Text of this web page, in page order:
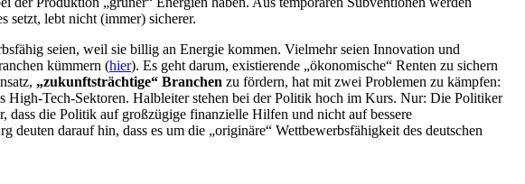
setzt, lebt nicht (immer) sicherer.
seien, weil sie billig an Energie kommen. Vielmehr seien Innovation und
kümmern (hier). Es geht darum, existierende „ökonomische“ Renten zu sichern
„zukunftsträchtige“ Branchen zu fördern, hat mit zwei Problemen zu kämpfen:
High-Tech-Sektoren. Halbleiter stehen bei der Politik hoch im Kurs. Nur: Die Politiker
dass die Politik auf großzügige finanzielle Hilfen und nicht auf bessere
darauf hin, dass es um die „originäre“ Wettbewerbsfähigkeit des deutschen